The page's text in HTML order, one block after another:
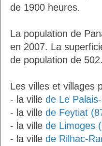
de 1900 heures.
La population de
en 2007. La
de population de
Les villes et villages
- la ville de Le
- la ville de Feytiat
- la ville de Limoges
- la ville de Rilhac-